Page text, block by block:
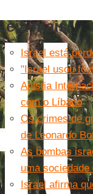
mais
Israel está
"Israel usou
Anistia
com o Líbano
Os crimes de
de Leonardo
As bombas
uma
Israel afirma